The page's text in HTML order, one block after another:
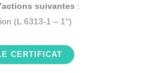
suivantes :
(L.6313-1 – 1°)
CERTIFICAT